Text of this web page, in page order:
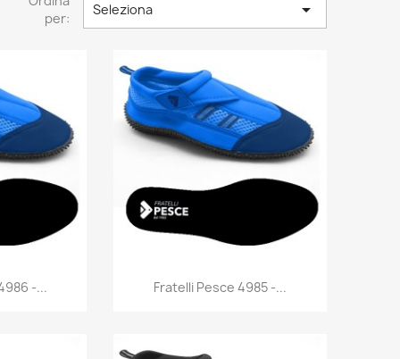
per:
Seleziona 
-... Anteprima
Fratelli Pesce 4985 -...